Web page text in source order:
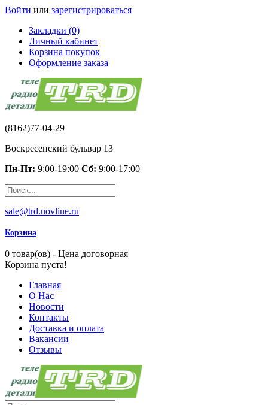
Войти или зарегистрироваться
Закладки (0)
Личный кабинет
Корзина покупок
Оформление заказа
(8162)77-04-29
Воскресенский бульвар 13
Пн-Пт: 9:00-19:00 Сб: 9:00-17:00
sale@trd.novline.ru
Корзина
0 товар(ов) - Цена договорная
Корзина пуста!
Главная
О Нас
Новости
Контакты
Доставка и оплата
Вакансии
Отзывы